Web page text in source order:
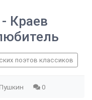
Краев
поэтов классиков
0